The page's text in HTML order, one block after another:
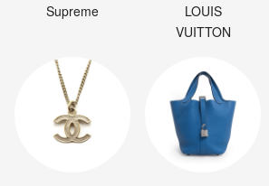
Supreme
LOUIS
VUITTON